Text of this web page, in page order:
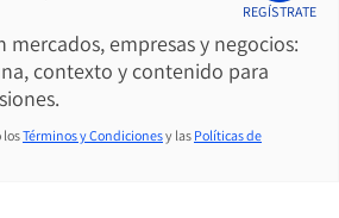
mercados, empresas y negocios:
contexto y contenido para
REGÍSTRATE
losTérminos y Condicionesy las Políticas de